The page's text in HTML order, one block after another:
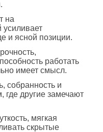
на
усиливает
и ясной позиции.
работать
имеет смысл.
собранность и
где другие замечают
мягкая
скрытые